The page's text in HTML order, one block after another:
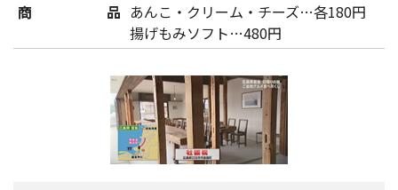
商品 あんこ・クリーム・チーズ…各180円
揚げもみソフト…480円